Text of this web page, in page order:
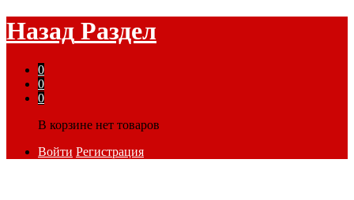
Назад Раздел
0
0
0
В корзине нет товаров
Войти Регистрация